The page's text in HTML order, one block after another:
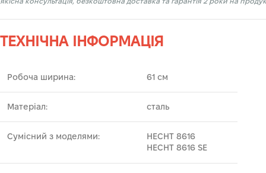
ТЕХНІЧНА ІНФОРМАЦІЯ
Робоча ширина: 61 см
Матеріал: сталь
Сумісний з моделями:
HECHT 8616
HECHT 8616 SE